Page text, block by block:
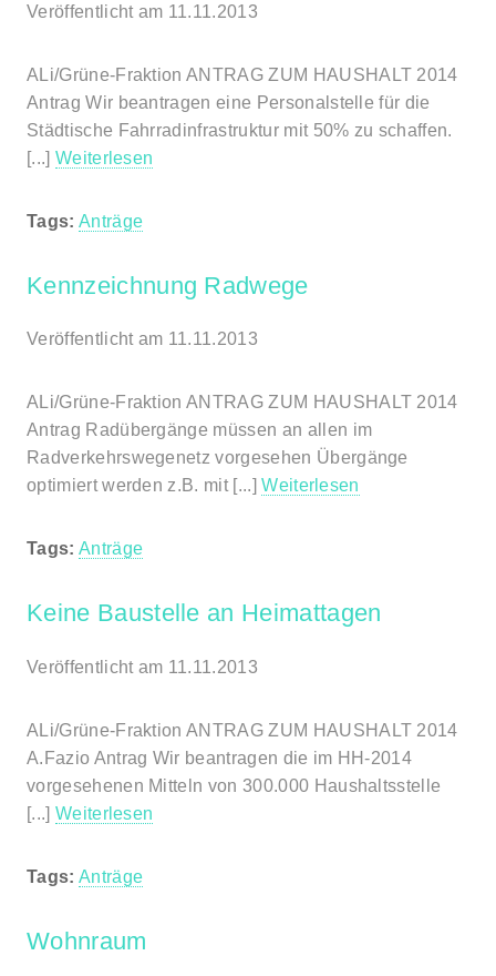
Veröffentlicht am 11.11.2013
ALi/Grüne-Fraktion ANTRAG ZUM HAUSHALT 2014
Antrag Wir beantragen eine Personalstelle für die
Städtische Fahrradinfrastruktur mit 50% zu schaffen.
[...] Weiterlesen
Tags: Anträge
Kennzeichnung Radwege
Veröffentlicht am 11.11.2013
ALi/Grüne-Fraktion ANTRAG ZUM HAUSHALT 2014
Antrag Radübergänge müssen an allen im
Radverkehrswegenetz vorgesehen Übergänge
optimiert werden z.B. mit [...]Weiterlesen
Tags: Anträge
Keine Baustelle an Heimattagen
Veröffentlicht am 11.11.2013
ALi/Grüne-Fraktion ANTRAG ZUM HAUSHALT 2014
A.Fazio Antrag Wir beantragen die im HH-2014
vorgesehenen Mitteln von 300.000 Haushaltsstelle
[...] Weiterlesen
Tags: Anträge
Wohnraum